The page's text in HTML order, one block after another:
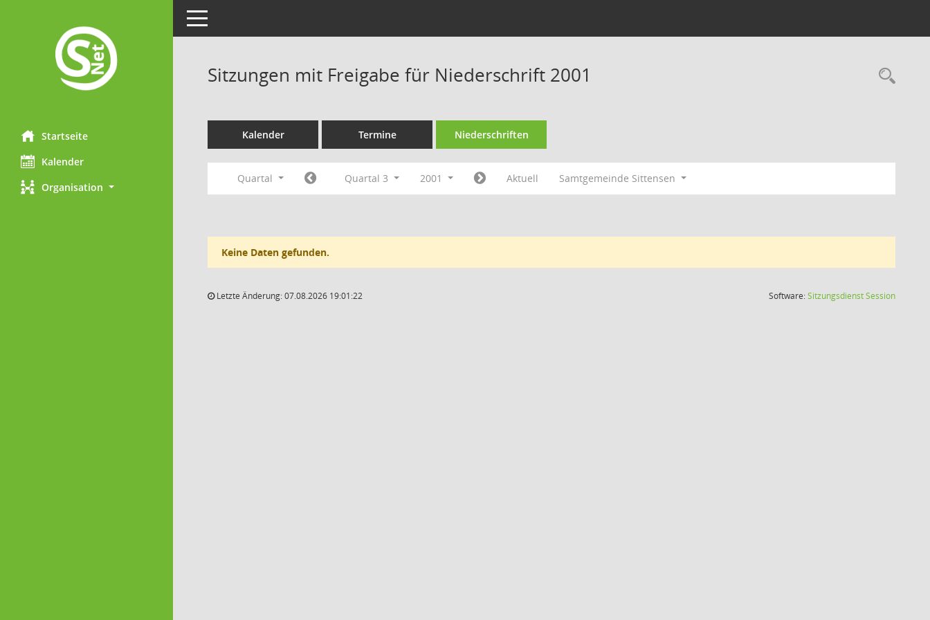
Startseite
Kalender
Organisation
Toggle navigation
Sitzungen mit Freigabe für Niederschrift 2001
Kalender Termine Niederschriften
Quartal Quartal 3 2001 Aktuell Samtgemeinde Sittensen
Keine Daten gefunden.
Letzte Änderung: 07.08.2026 19:01:22 Software:SitzungsdienstSession(Wird in